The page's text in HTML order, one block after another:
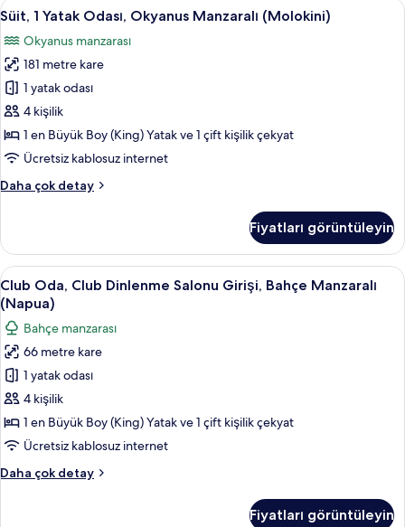
Manzaralı
daha
fazla
detay
Süit,
1
Yatak
Odası,
Okyanus
Manzaralı
(Molokini)
için
fotoğrafları
3
Süit, 1 Yatak Odası, Okyanus Manzaralı (Molokini)
Okyanus manzarası
181 metre kare
1 yatak odası
4 kişilik
1 en Büyük Boy (King) Yatak ve 1 çift kişilik çekyat
Ücretsiz kablosuz internet
Daha çok detay
Süit,
Okyanus
Manzaralı
(Molokini)
hakkında
daha
fazla
detay
Fiyatları görüntüleyin
Club
Oda,
Club
Dinlenme
Salonu
Girişi,
Bahçe
Manzaralı
(Napua)
tüm
Club Oda, Club Dinlenme Salonu
4
Club Oda, Club Dinlenme Salonu Girişi, Bahçe Manzaralı
(Napua)
Bahçe manzarası
66 metre kare
1 yatak odası
4 kişilik
1 en Büyük Boy (King) Yatak ve 1 çift kişilik çekyat
Ücretsiz kablosuz internet
Daha çok detay
Club
Fiyatları görüntüleyin